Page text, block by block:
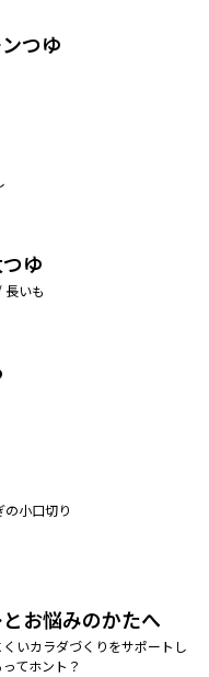
つゆ
ゆ
長いも
小口切り
お悩みのかたへ
いカラダづくりをサポートし
てホント？